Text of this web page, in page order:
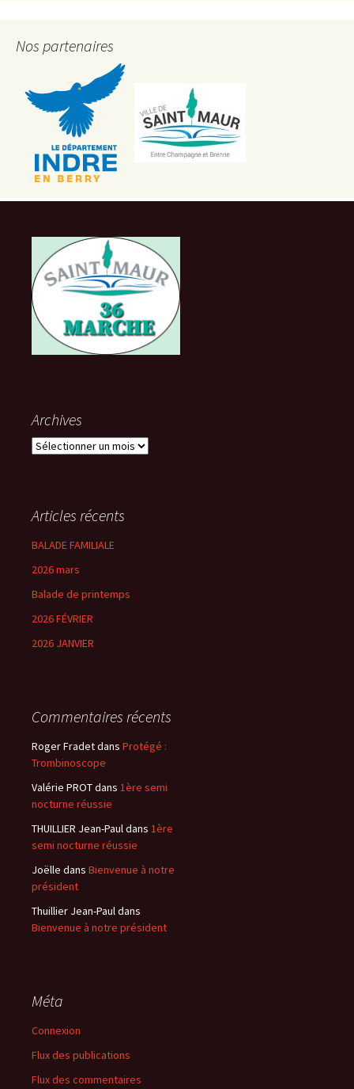
Nos partenaires
Archives
Archives
Articles récents
BALADE FAMILIALE
2026 mars
Balade de printemps
2026 FÉVRIER
2026 JANVIER
Commentaires récents
Roger Fradetdans Protégé :
Trombinoscope
Valérie PROTdans 1ère semi
nocturne réussie
THUILLIER Jean-Pauldans 1ère
semi nocturne réussie
Joëlle dans Bienvenue à notre
président
Thuillier Jean-Pauldans
Bienvenue à notre président
Méta
Connexion
Flux des publications
Flux des commentaires